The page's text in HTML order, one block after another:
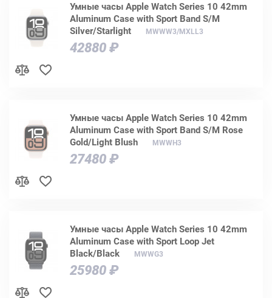
Умные часы Apple Watch Series 10 42mm
Aluminum Case with Sport Band S/M
Silver/Starlight
MWWW3/MXLL3
42880 ₽
Умные часы Apple Watch Series 10 42mm
Aluminum Case with Sport Band S/M Rose
Gold/Light Blush
MWWH3
27480 ₽
Умные часы Apple Watch Series 10 42mm
Aluminum Case with Sport Loop Jet
Black/Black
MWWG3
25980 ₽